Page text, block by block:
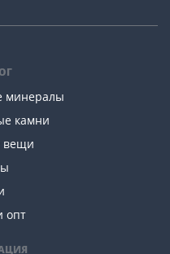
минералы
камни
вещи
опт